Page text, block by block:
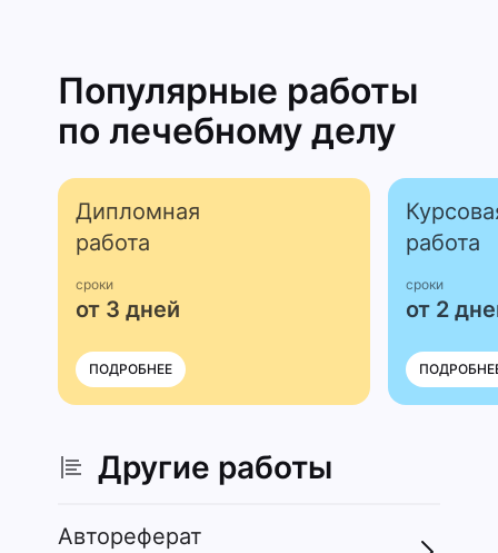
Популярные работы
по лечебному делу
Дипломная
работа
сроки
от 3 дней
ПОДРОБНЕЕ
работа
сроки
от 2
Другие работы
Автореферат